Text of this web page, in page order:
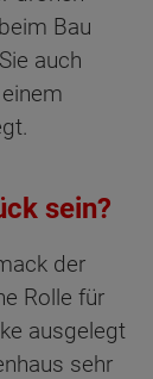
Bau
auch
sein?
der
Rolle für
ausgelegt
sehr